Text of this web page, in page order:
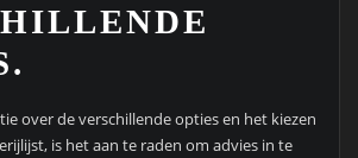
over de verschillende opties en het kiezen
is het aan te raden om advies in te